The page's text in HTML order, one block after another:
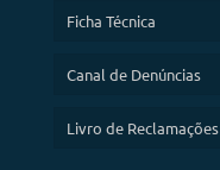
Ficha Técnica
Canal de Denúncias
Livro de Reclamações